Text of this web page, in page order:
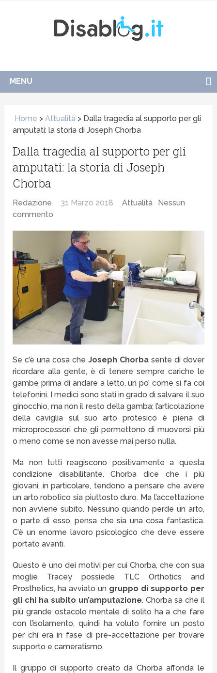
MENU
Home >Attualità > Dalla tragedia al supporto per gli
amputati: la storia di Joseph Chorba
Dalla tragedia al supporto per gli
amputati: la storia di Joseph
Chorba
Redazione 31 Marzo 2018 Attualità
Nessun
commento
Se c’è una cosa che Joseph Chorbasente di dover
ricordare alla gente, è di tenere sempre cariche le
gambe prima di andare a letto, un po’ come si fa coi
telefonini. I medici sono stati in grado di salvare il suo
ginocchio, ma non il resto della gamba; l’articolazione
della caviglia sul suo arto protesico è piena di
microprocessori che gli permettono di muoversi più
o meno come se non avesse mai perso nulla.
Ma non tutti reagiscono positivamente a questa
condizione disabilitante. Chorba dice che i più
giovani, in particolare, tendono a pensare che avere
un arto robotico sia piuttosto duro. Ma l’accettazione
non avviene subito. Nessuno quando perde un arto,
o parte di esso, pensa che sia una cosa fantastica.
C’è un enorme lavoro psicologico che deve essere
portato avanti.
Questo è uno dei motivi per cui Chorba, che con sua
moglie Tracey possiede TLC Orthotics and
Prosthetics, ha avviato un gruppo di supporto per
gli chi ha subito un’amputazione. Chorba sa che il
più grande ostacolo mentale di solito ha a che fare
con l’isolamento, quindi ha voluto fornire un posto
per chi era in fase di pre-accettazione per trovare
supporto e cameratismo.
Il gruppo di supporto creato da Chorba affonda le